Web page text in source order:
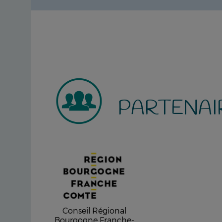
Conseil Régional
Bourgogne Franche-